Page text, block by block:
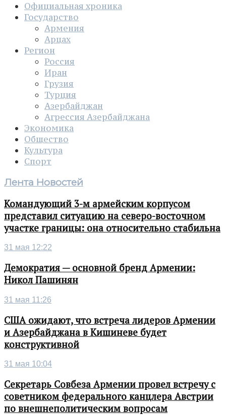
Официальная хроника
Государство
Армения
Арцах
Регион
Россия
Иран
Грузия
Турция
Азербайджан
Агрессия Азербайджана
Экономика
Общество
Культура
Спорт
Лента Новостей
Командующий 3-м армейским корпусом
представил ситуацию на северо-восточном
участке границы: она относительно стабильна
31 мая 12:22
Демократия — основной бренд Армении:
Никол Пашинян
31 мая 11:26
США ожидают, что встреча лидеров Армении
и Азербайджана в Кишиневе будет
конструктивной
31 мая 10:04
Секретарь Совбеза Армении провел встречу с
советником федерального канцлера Австрии
по внешнеполитическим вопросам